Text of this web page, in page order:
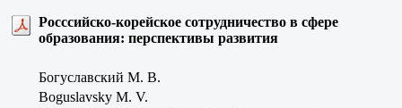
Росссийско-корейское сотрудничество в сфере
образования: перспективы развития
Богуславский М. В.
Boguslavsky M. V.